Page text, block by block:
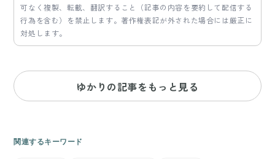
可なく複製、転載、翻訳すること（記事の内容を要約して配信する
行為を含む）を禁止します。著作権表記が外された場合には厳正に
対処します。
ゆかりの記事をもっと見る
関連するキーワード